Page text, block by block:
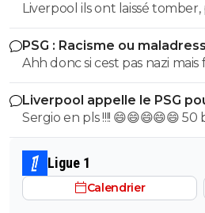
etre ambitieux garder les
caillasse quitte a se tromper
mais mac court na pas les
racheter nantes ou nice ou
Liverpool ils ont laissé
PSG : Racisme ou
Ahh donc si cest pas nazi mais
Liverpool appelle le PSG
Sergio en pls !!!! 😄😄😄😄😄 50
Ligue 1
Calendrier